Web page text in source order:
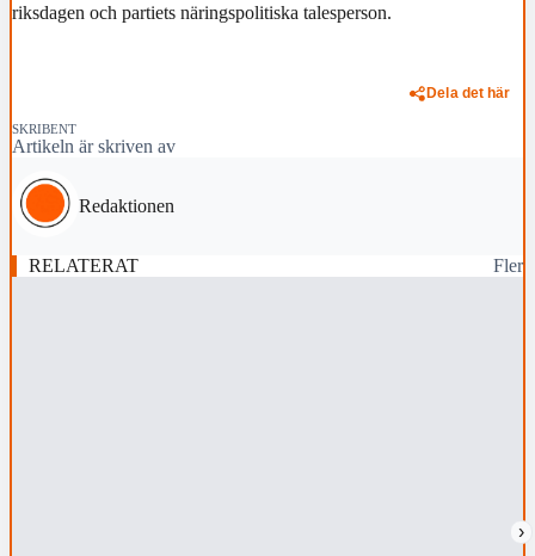
riksdagen och partiets näringspolitiska talesperson.
Dela det här
SKRIBENT
Artikeln är skriven av
Redaktionen
RELATERAT Fler
›